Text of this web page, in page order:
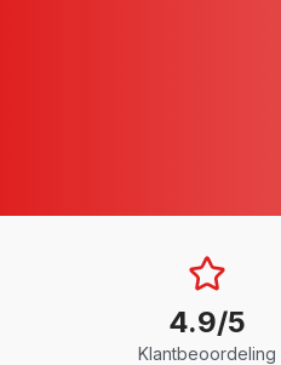
4.9/5
Klantbeoordeling